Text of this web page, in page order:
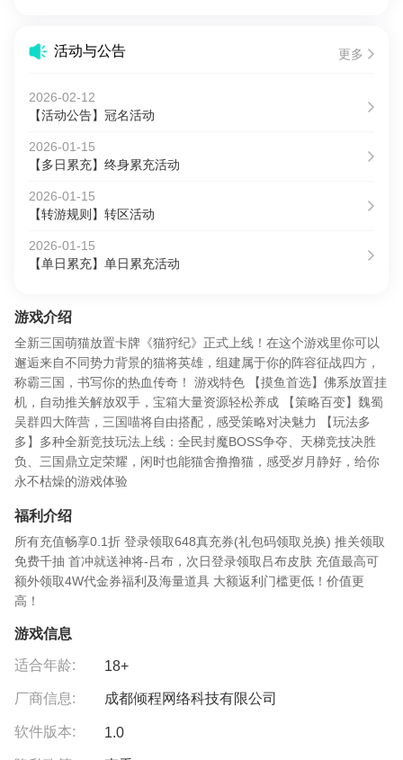
活动与公告 更多
2026-02-12
【活动公告】冠名活动
2026-01-15
【多日累充】终身累充活动
2026-01-15
【转游规则】转区活动
2026-01-15
【单日累充】单日累充活动
游戏介绍
全新三国萌猫放置卡牌《猫狩纪》正式上线！在这个游戏里你可以
邂逅来自不同势力背景的猫将英雄，组建属于你的阵容征战四方，
称霸三国，书写你的热血传奇！ 游戏特色 【摸鱼首选】佛系放置挂
机，自动推关解放双手，宝箱大量资源轻松养成 【策略百变】魏蜀
吴群四大阵营，三国喵将自由搭配，感受策略对决魅力 【玩法多
多】多种全新竞技玩法上线：全民封魔BOSS争夺、天梯竞技决胜
负、三国鼎立定荣耀，闲时也能猫舍撸撸猫，感受岁月静好，给你
永不枯燥的游戏体验
福利介绍
所有充值畅享0.1折 登录领取648真充券(礼包码领取兑换) 推关领取
免费千抽 首冲就送神将-吕布，次日登录领取吕布皮肤 充值最高可
额外领取4W代金券福利及海量道具 大额返利门槛更低！价值更
高！
游戏信息
适合年龄: 18+
厂商信息: 成都倾程网络科技有限公司
软件版本: 1.0